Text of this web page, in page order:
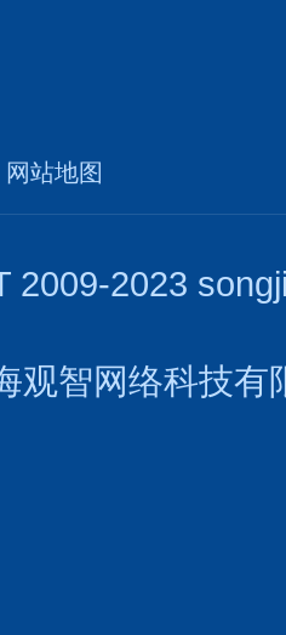
网站地图
2009-2023
观智网络科技有